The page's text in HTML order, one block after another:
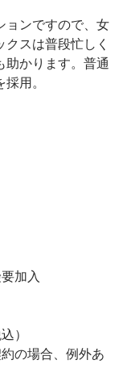
ョンですので、女
スは普段忙しく
助かります。普通
用。
加入
）
の場合、例外あ